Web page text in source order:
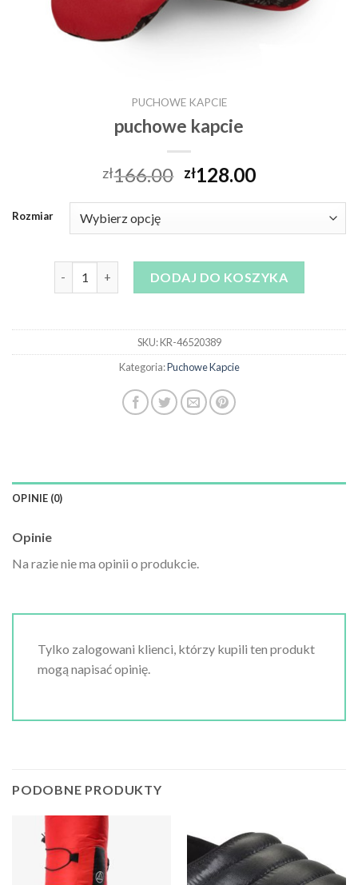
PUCHOWE KAPCIE
puchowe kapcie
zł166.00 zł128.00
Rozmiar
DODAJ DO KOSZYKA
SKU:KR-46520389
Kategoria:Puchowe Kapcie
OPINIE (0)
Opinie
Na razie nie ma opinii o produkcie.
Tylko zalogowani klienci, którzy kupili ten produkt
mogą napisać opinię.
PODOBNE PRODUKTY